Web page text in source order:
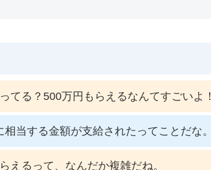
てる？500万円もらえるなんてすごいよ！
当する金額が支給されたってことだな。
えるって、なんだか複雑だね。